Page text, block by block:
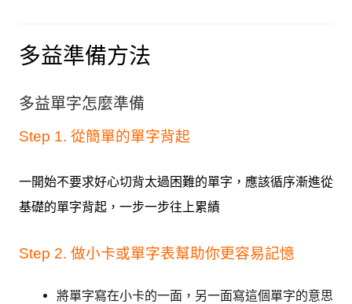
多益準備方法
多益單字怎麼準備
Step 1. 從簡單的單字背起
一開始不要求好心切背太過困難的單字，應該循序漸進從
基礎的單字背起，一步一步往上累績
Step 2. 做小卡或單字表幫助你更容易記憶
將單字寫在小卡的一面，另一面寫這個單字的意思